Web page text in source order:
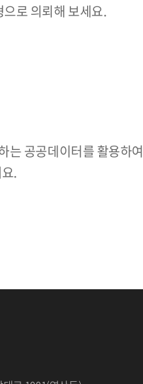
로 의뢰해 보세요.
는 공공데이터를 활용하여
.